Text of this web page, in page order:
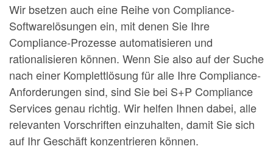
Wir bsetzen auch eine Reihe von Compliance-
Softwarelösungen ein, mit denen Sie Ihre
Compliance-Prozesse automatisieren und
rationalisieren können. Wenn Sie also auf der Suche
nach einer Komplettlösung für alle Ihre Compliance-
Anforderungen sind, sind Sie bei S+P Compliance
Services genau richtig. Wir helfen Ihnen dabei, alle
relevanten Vorschriften einzuhalten, damit Sie sich
auf Ihr Geschäft konzentrieren können.